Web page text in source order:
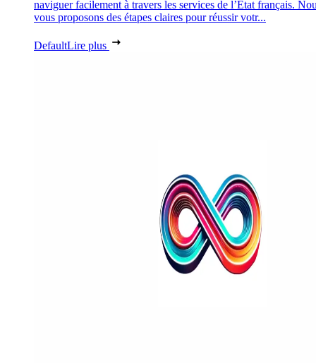
naviguer facilement à travers les services de l’État français.
vous proposons des étapes claires pour réussir votr...
DefaultLire plus